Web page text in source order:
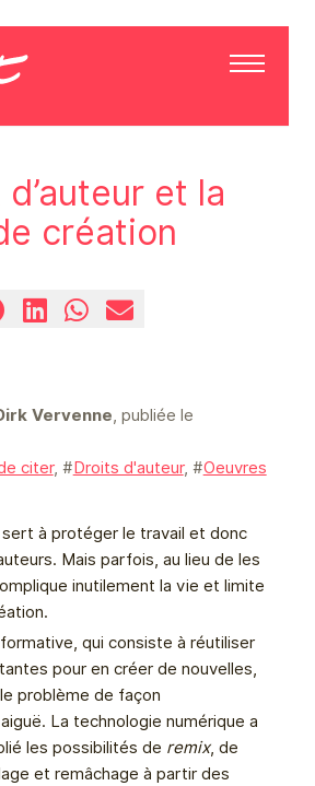
et la
création
Vervenne, publiée le
citer, #Droits d'auteur, #Oeuvres
sert à protéger le travail et donc
Mais parfois, au lieu de les
inutilement la vie et limite
qui consiste à réutiliser
pour en créer de nouvelles,
problème de façon
La technologie numérique a
les possibilités de remix, de
et remâchage à partir des